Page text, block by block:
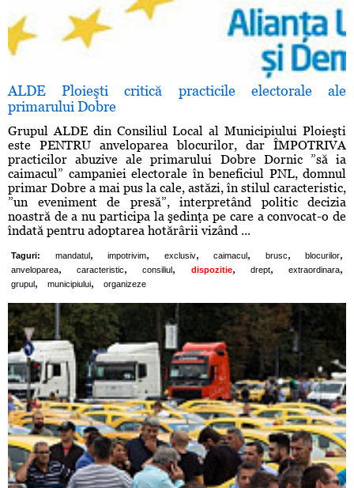
ALDE Ploieşti critică practicile electorale ale
primarului Dobre
Grupul ALDE din Consiliul Local al Municipiului Ploieşti
este PENTRU anveloparea blocurilor, dar ÎMPOTRIVA
practicilor abuzive ale primarului Dobre Dornic ”să ia
caimacul” campaniei electorale în beneficiul PNL, domnul
primar Dobre a mai pus la cale, astăzi, în stilul caracteristic,
”un eveniment de presă”, interpretând politic decizia
noastră de a nu participa la şedinţa pe care a convocat-o de
îndată pentru adoptarea hotărârii vizând ...
Taguri: mandatul, impotrivim, exclusiv, caimacul , brusc, blocurilor,
anveloparea, caracteristic, consiliul , dispozitie, drept, extraordinara,
grupul , municipiului, organizeze